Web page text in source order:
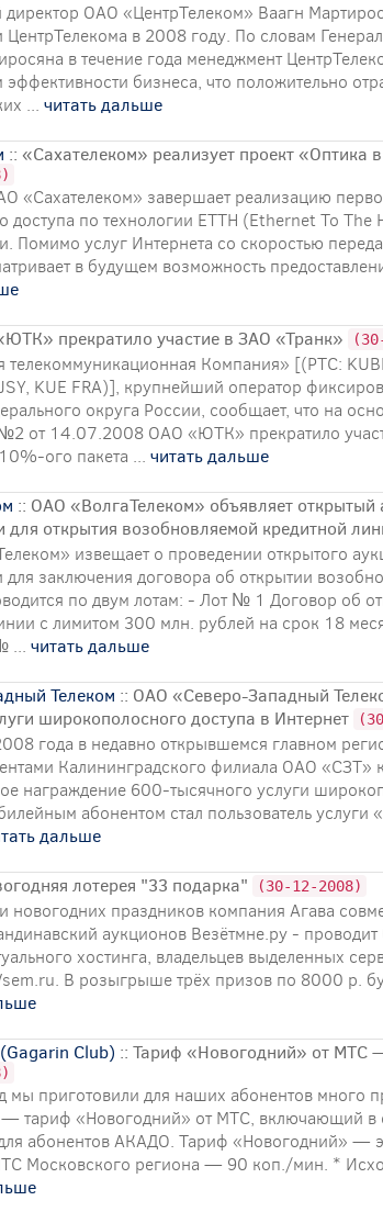
директор ОАО «ЦентрТелеком» Ваагн
ЦентрТелекома в 2008 году. По словам
в течение года менеджмент
бизнеса, что положительно
... читать дальше
:: «Сахателеком» реализует проект «Оптика
«Сахателеком» завершает реализацию
доступа по технологии ЕТТН (Ethernet To
Помимо услуг Интернета со скоростью
в будущем возможность
прекратило участие в ЗАО «Транк»
Компания» [(РТС:
KUE FRA)], крупнейший оператор
округа России, сообщает, что на
от 14.07.2008 ОАО «ЮТК» прекратило
ого пакета ... читать дальше
:: ОАО «ВолгаТелеком» объявляет
для открытия возобновляемой кредитной
извещает о проведении открытого
для заключения договора об открытии
по двум лотам: - Лот № 1 Договор об
с лимитом 300 млн. рублей на срок 18
... читать дальше
Телеком :: ОАО «Северо-Западный
широкополосного доступа в Интернет
года в недавно открывшемся главном
Калининградского филиала ОАО «СЗТ»
награждение 600-тысячного услуги
абонентом стал пользователь услуги
дальше
лотерея "33 подарка" (30-12-2008)
новогодних праздников компания Агава
аукционов Везётмне.ру -
хостинга, владельцев выделенных
В розыгрыше трёх призов по 8000 р.
Club) :: Тариф «Новогодний» от МТС
мы приготовили для наших абонентов много
тариф «Новогодний» от МТС, включающий в
абонентов АКАДО. Тариф «Новогодний» —
Московского региона — 90 коп./мин. *